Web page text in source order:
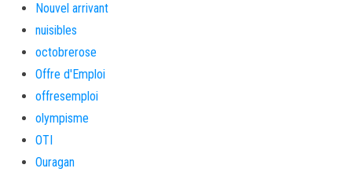
Nouvel arrivant
nuisibles
octobrerose
Offre d'Emploi
offresemploi
olympisme
OTI
Ouragan